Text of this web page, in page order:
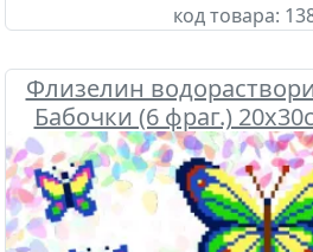
код товара:
Флизелин
Бабочки (6 фраг.)